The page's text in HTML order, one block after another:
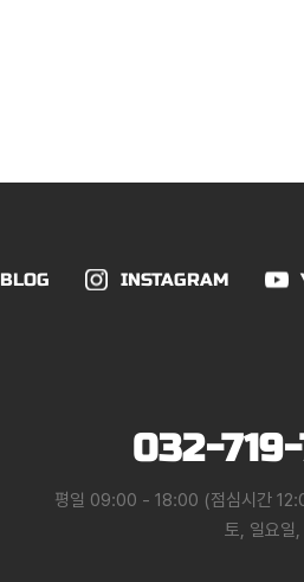
BLOG INSTAGRAM
032-
평일 09:00 - 18:00 (점심시간
토, 일요일